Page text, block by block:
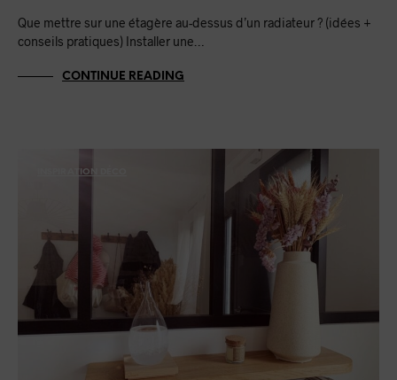
Que mettre sur une étagère au-dessus d’un radiateur ? (idées +
conseils pratiques) Installer une…
CONTINUE READING
INSPIRATION DÉCO